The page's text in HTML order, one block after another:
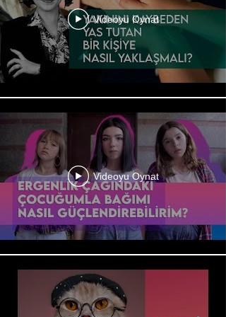
Videoyu Oynat
Videoyu Oynat